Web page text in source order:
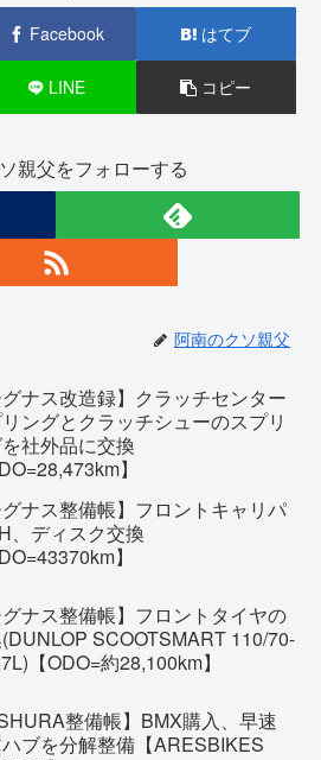
Facebook はてブ
LINE コピー
親父をフォローする
阿南のクソ親父
グナス改造録】クラッチセンター
ングとクラッチシューのスプリ
社外品に交換
】
グナス整備帳】フロントキャリパ
、ディスク交換
】
グナス整備帳】フロントタイヤの
SCOOTSMART 110/70-
【ODO=約28,100km】
整備帳】BMX購入、早速
ハブを分解整備【ARESBIKES